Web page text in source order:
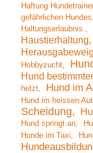
Haftung Hundetrainer
gefährlichen Hundes
Haltungserlaubnis
Haustierhaltung
Hobbyzucht
Hund
hetzt
Hund im
Hund im heissen
Scheidung
Hund springt an
Hunde im Taxi